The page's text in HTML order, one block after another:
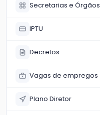
Secretarias e Órgãos
IPTU
Decretos
Vagas de empregos
Plano Diretor